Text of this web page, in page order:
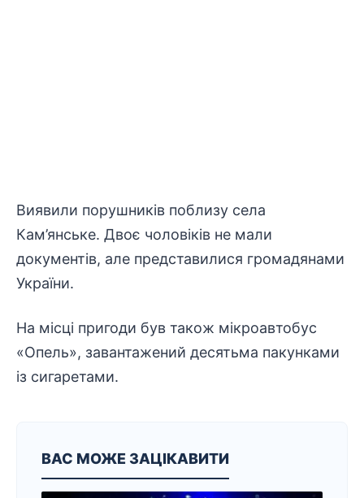
Виявили порушників поблизу села
Кам’янське. Двоє чоловіків не мали
документів, але представилися громадянами
України.
На місці пригоди був також мікроавтобус
«Опель», завантажений десятьма пакунками
із сигаретами.
ВАС МОЖЕ ЗАЦІКАВИТИ